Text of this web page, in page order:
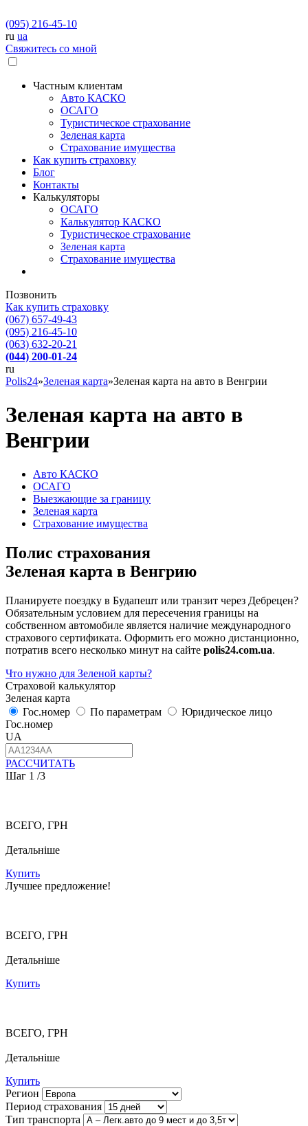
(095) 216-45-10
ru ua
Свяжитесь со мной
Частным клиентам
Авто КАСКО
OСАГО
Туристическое страхование
Зеленая карта
Страхование имущества
Как купить страховку
Блог
Контакты
Калькуляторы
OСАГО
Калькулятор КАСКО
Туристическое страхование
Зеленая карта
Страхование имущества
Позвонить
Как купить страховку
(067) 657-49-43
(095) 216-45-10
(063) 632-20-21
(044) 200-01-24
ru
Polis24»Зеленая карта»Зеленая карта на авто в Венгрии
Зеленая карта на авто в
Венгрии
Авто КАСКО
OСАГО
Выезжающие за границу
Зеленая карта
Страхование имущества
Полис страхования
Зеленая карта в Венгрию
Планируете поездку в Будапешт или транзит через Дебрецен?
Обязательным условием для пересечения границы на
собственном автомобиле является наличие международного
страхового сертификата. Оформить его можно дистанционно,
потратив всего несколько минут на сайте polis24.com.ua.
Что нужно для Зеленой карты?
Страховой калькулятор
Зеленая карта
Гос.номер
По параметрам
Юридическое лицо
Гос.номер
UA
РАССЧИТАТЬ
Шаг 1 /3
ВСЕГО, ГРН
Детальніше
Купить
Лучшее предложение!
ВСЕГО, ГРН
Детальніше
Купить
ВСЕГО, ГРН
Детальніше
Купить
Регион
Период страхования
Тип транспорта